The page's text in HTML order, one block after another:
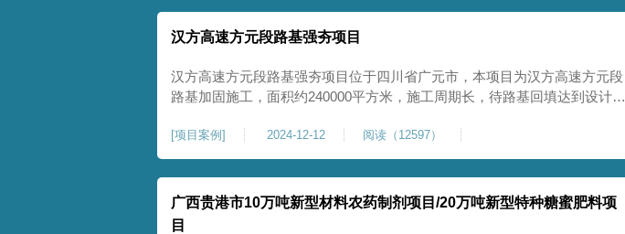
汉方高速方元段路基强夯项目
汉方高速方元段路基强夯项目位于四川省广元市，本项目为汉方高速方元段
路基加固施工，面积约240000平方米，施工周期长，待路基回填达到设计标
月20日安排设备人员进场，按照图纸设计施工。
[项目案例 ] 2024-12-12 阅读（12597）
广西贵港市10万吨新型材料农药制剂项目/20万吨新型特种糖蜜肥料项
目